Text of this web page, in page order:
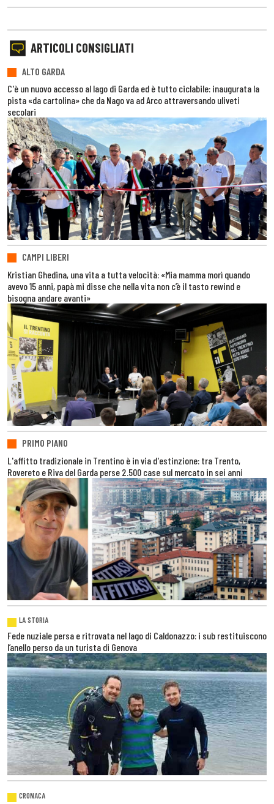
ARTICOLI CONSIGLIATI
ALTO GARDA
C'è un nuovo accesso al lago di Garda ed è tutto ciclabile: inaugurata la
pista «da cartolina» che da Nago va ad Arco attraversando uliveti
secolari
CAMPI LIBERI
Kristian Ghedina, una vita a tutta velocità: «Mia mamma morì quando
avevo 15 anni, papà mi disse che nella vita non c’è il tasto rewind e
bisogna andare avanti»
PRIMO PIANO
L'affitto tradizionale in Trentino è in via d'estinzione: tra Trento,
Rovereto e Riva del Garda perse 2.500 case sul mercato in sei anni
LA STORIA
Fede nuziale persa e ritrovata nel lago di Caldonazzo: i sub restituiscono
l’anello perso da un turista di Genova
CRONACA